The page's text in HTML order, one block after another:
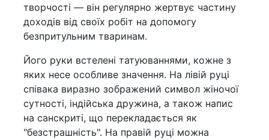
творчості — він регулярно жертвує частину
доходів від своїх робіт на допомогу
безпритульним тваринам.
Його руки встелені татуюваннями, кожне з
яких несе особливе значення. На лівій руці
співака виразно зображений символ жіночої
сутності, індійська дружина, а також напис
на санскриті, що перекладається як
"безстрашність". На правій руці можна